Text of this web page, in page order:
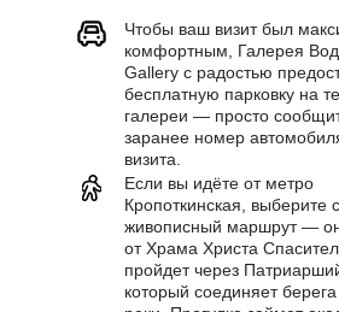
Чтобы ваш визит был
комфортным, Галерея
Gallery с радостью
бесплатную парковку на
галереи — просто
заранее номер
визита.
Если вы идёте от метро
Кропоткинская, выберите
живописный маршрут —
от Храма Христа
пройдет через
который соединяет